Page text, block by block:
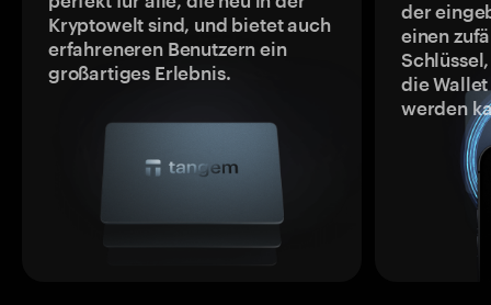
Kryptowelt sind, und bietet auch
erfahreneren Benutzern ein
großartiges Erlebnis.
der
einen
die
werden